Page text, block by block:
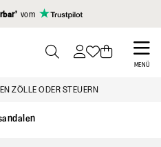
zur Barrierefreiheit
vom
MENÜ
TO
ZÖLLE ODER STEUERN